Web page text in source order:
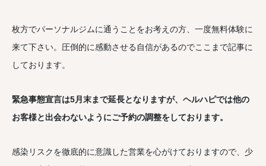
枚方でパーソナルジムに通うことをお考えの方、一度無料体験に
来て下さい。圧倒的に感動させる自信があるのでここまで記事に
しております。
緊急事態宣言は5月末まで延長となりますが、ヘルハピでは他の
お客様と出会わないようにご予約の調整をしております。
感染リスクを徹底的に意識した営業を心がけておりますので、少